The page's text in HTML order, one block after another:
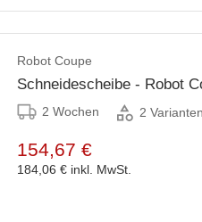
Robot Coupe
Schneidescheibe - Robot
2 Wochen 2 Varianten
154,67 €
184,06 € inkl. MwSt.